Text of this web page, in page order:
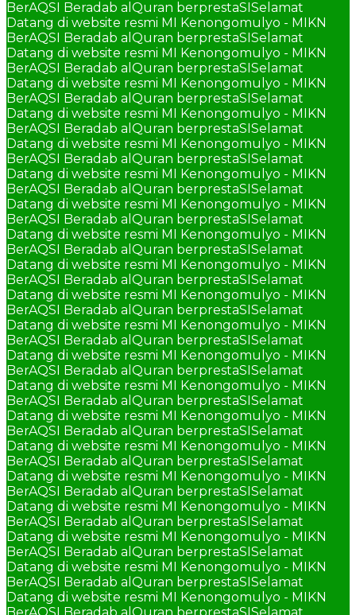
BerAQSI Beradab alQuran berprestaSISelamat
Datang di website resmi MI Kenongomulyo - MIKN
BerAQSI Beradab alQuran berprestaSISelamat
Datang di website resmi MI Kenongomulyo - MIKN
BerAQSI Beradab alQuran berprestaSISelamat
Datang di website resmi MI Kenongomulyo - MIKN
BerAQSI Beradab alQuran berprestaSISelamat
Datang di website resmi MI Kenongomulyo - MIKN
BerAQSI Beradab alQuran berprestaSISelamat
Datang di website resmi MI Kenongomulyo - MIKN
BerAQSI Beradab alQuran berprestaSISelamat
Datang di website resmi MI Kenongomulyo - MIKN
BerAQSI Beradab alQuran berprestaSISelamat
Datang di website resmi MI Kenongomulyo - MIKN
BerAQSI Beradab alQuran berprestaSISelamat
Datang di website resmi MI Kenongomulyo - MIKN
BerAQSI Beradab alQuran berprestaSISelamat
Datang di website resmi MI Kenongomulyo - MIKN
BerAQSI Beradab alQuran berprestaSISelamat
Datang di website resmi MI Kenongomulyo - MIKN
BerAQSI Beradab alQuran berprestaSISelamat
Datang di website resmi MI Kenongomulyo - MIKN
BerAQSI Beradab alQuran berprestaSISelamat
Datang di website resmi MI Kenongomulyo - MIKN
BerAQSI Beradab alQuran berprestaSISelamat
Datang di website resmi MI Kenongomulyo - MIKN
BerAQSI Beradab alQuran berprestaSISelamat
Datang di website resmi MI Kenongomulyo - MIKN
BerAQSI Beradab alQuran berprestaSISelamat
Datang di website resmi MI Kenongomulyo - MIKN
BerAQSI Beradab alQuran berprestaSISelamat
Datang di website resmi MI Kenongomulyo - MIKN
BerAQSI Beradab alQuran berprestaSISelamat
Datang di website resmi MI Kenongomulyo - MIKN
BerAQSI Beradab alQuran berprestaSISelamat
Datang di website resmi MI Kenongomulyo - MIKN
BerAQSI Beradab alQuran berprestaSISelamat
Datang di website resmi MI Kenongomulyo - MIKN
BerAQSI Beradab alQuran berprestaSISelamat
Datang di website resmi MI Kenongomulyo - MIKN